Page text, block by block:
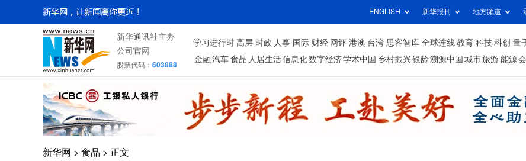
ENGLISH 新华报刊 地方频道
新华通讯社主办
公司官网
股票代码： 603888
学习进行时 高层 时政 人事 国际 财经 网评 港澳 台湾 思客智库 全球连线 教育 科技 科创 量
金融 汽车 食品 人居生活信息化数字经济学术中国 乡村振兴银龄溯源中国 城市旅游 能源
新华网 > 食品 > 正文